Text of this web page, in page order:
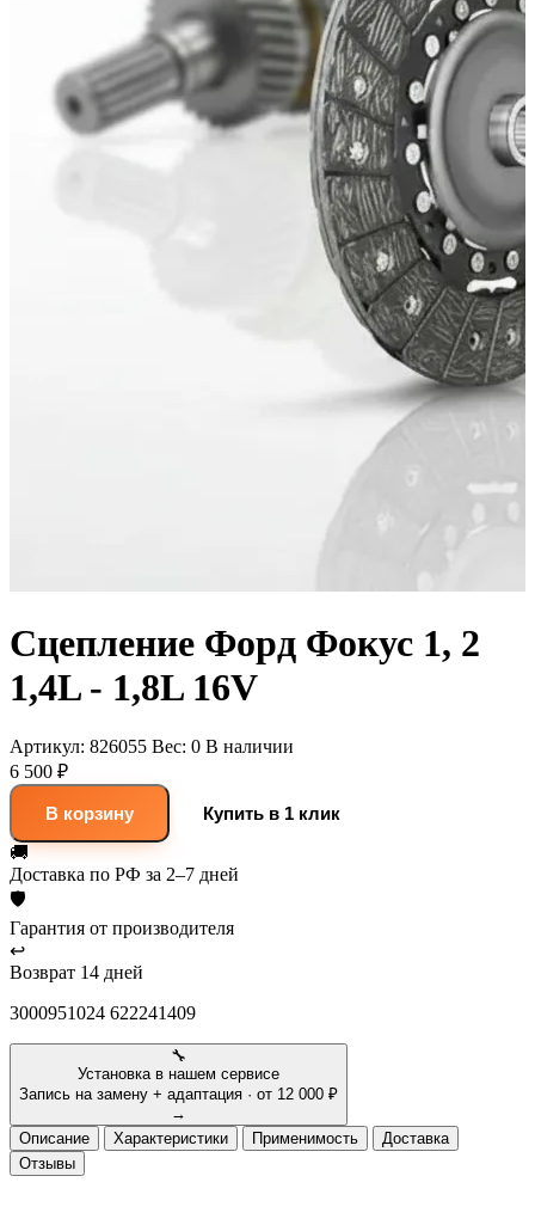
Сцепление Форд Фокус 1, 2
1,4L - 1,8L 16V
Артикул: 826055 Вес: 0 В наличии
6 500 ₽
В корзину
Купить в 1 клик
🚚
Доставка по РФ за 2–7 дней
🛡
Гарантия от производителя
↩
Возврат 14 дней
3000951024 622241409
🔧
Установка в нашем сервисе
Запись на замену + адаптация · от 12 000 ₽
→
Описание
Характеристики Применимость
Доставка
Отзывы